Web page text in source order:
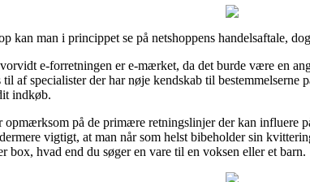
kan man i princippet se på netshoppens handelsaftale,
e-forretningen er e-mærket, da det burde være en
af specialister der har nøje kendskab til
indkøb.
opmærksom på de primære retningslinjer der kan influere
vigtigt, at man når som helst bibeholder sin
box, hvad end du søger en vare til en voksen eller et barn.